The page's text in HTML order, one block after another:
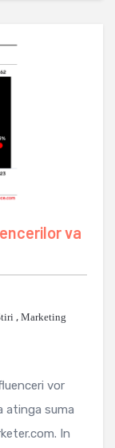
va
, Marketing
vor
atinga suma
In